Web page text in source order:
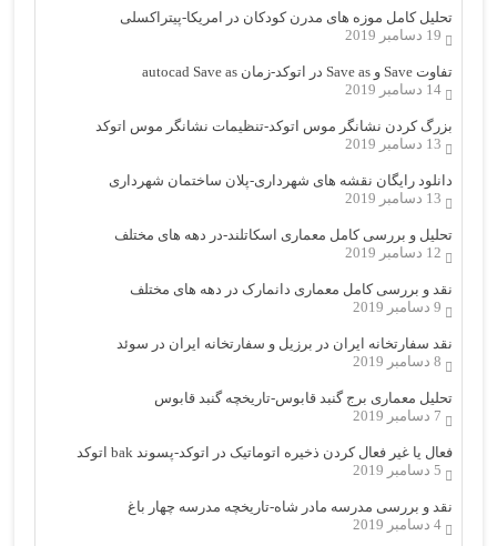
تحلیل کامل موزه های مدرن کودکان در امریکا-پیتراکسلی
19 دسامبر 2019
تفاوت Save و Save as در اتوکد-زمان autocad Save as
14 دسامبر 2019
بزرگ کردن نشانگر موس اتوکد-تنظیمات نشانگر موس اتوکد
13 دسامبر 2019
دانلود رایگان نقشه های شهرداری-پلان ساختمان شهرداری
13 دسامبر 2019
تحلیل و بررسی کامل معماری اسکاتلند-در دهه های مختلف
12 دسامبر 2019
نقد و بررسی کامل معماری دانمارک در دهه های مختلف
9 دسامبر 2019
نقد سفارتخانه ایران در برزیل و سفارتخانه ایران در سوئد
8 دسامبر 2019
تحلیل معماری برج گنبد قابوس-تاریخچه گنبد قابوس
7 دسامبر 2019
فعال یا غیر فعال کردن ذخیره اتوماتیک در اتوکد-پسوند bak اتوکد
5 دسامبر 2019
نقد و بررسی مدرسه مادر شاه-تاریخچه مدرسه چهار باغ
4 دسامبر 2019